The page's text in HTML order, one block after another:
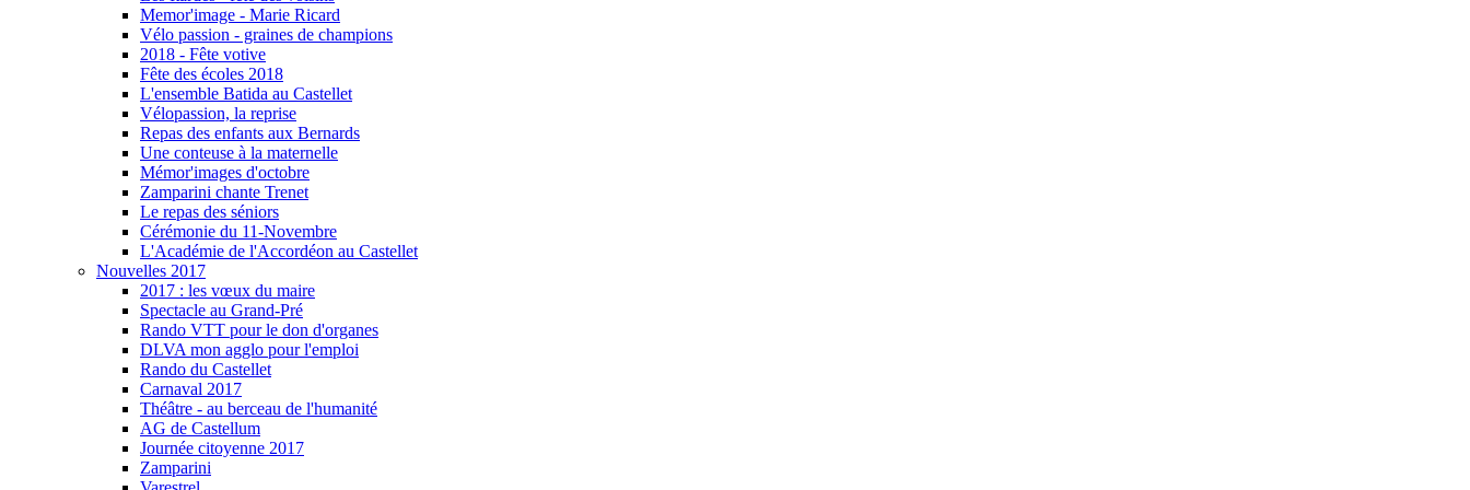
Memor'image - Marie Ricard
Vélo passion - graines de champions
2018 - Fête votive
Fête des écoles 2018
L'ensemble Batida au Castellet
Vélopassion, la reprise
Repas des enfants aux Bernards
Une conteuse à la maternelle
Mémor'images d'octobre
Zamparini chante Trenet
Le repas des séniors
Cérémonie du 11-Novembre
L'Académie de l'Accordéon au Castellet
Nouvelles 2017
2017 : les vœux du maire
Spectacle au Grand-Pré
Rando VTT pour le don d'organes
DLVA mon agglo pour l'emploi
Rando du Castellet
Carnaval 2017
Théâtre - au berceau de l'humanité
AG de Castellum
Journée citoyenne 2017
Zamparini